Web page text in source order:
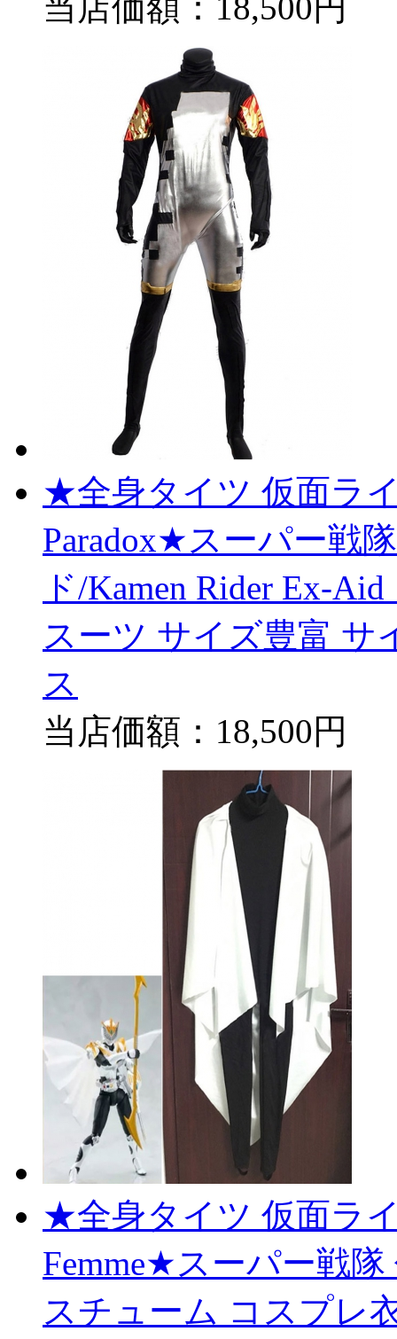
当店価額： 18,500円
★全身タイツ 仮面ラ
Paradox★スーパー戦
ド/Kamen Rider Ex-
スーツ サイズ豊富 サ
ス
当店価額： 18,500円
★全身タイツ 仮面ラ
Femme★スーパー戦隊
スチューム コスプレ